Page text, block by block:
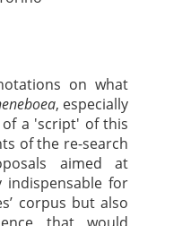
on what
, especially
a 'script' of this
of the re-search
aimed at
for
corpus but also